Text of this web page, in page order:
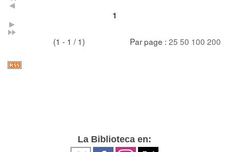
1
(1 - 1 / 1) Par page : 25 50 100 200
La Biblioteca en: